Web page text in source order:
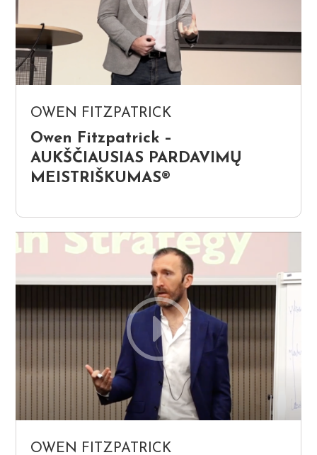
OWEN FITZPATRICK
Owen Fitzpatrick –
AUKŠČIAUSIAS PARDAVIMŲ
MEISTRIŠKUMAS®
OWEN FITZPATRICK